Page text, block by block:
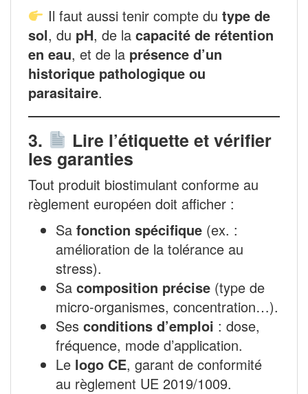
Il faut aussi tenir compte du type de
sol, du pH, de la capacité de rétention
en eau, et de la présence d’un
historique pathologique ou
parasitaire.
3. Lire l’étiquette et vérifier
les garanties
Tout produit biostimulant conforme au
règlement européen doit afficher :
Sa fonction spécifique (ex. :
amélioration de la tolérance au
stress).
Sa composition précise (type de
micro-organismes, concentration…).
Ses conditions d’emploi : dose,
fréquence, mode d’application.
Le logo CE, garant de conformité
au règlement UE 2019/1009.